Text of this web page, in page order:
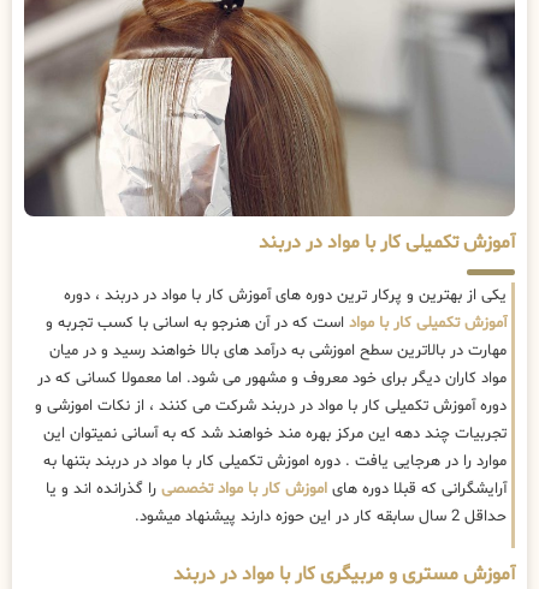
آموزش تکمیلی کار با مواد در دربند
یکی از بهترین و پرکار ترین دوره های آموزش کار با مواد در دربند ، دوره
آموزش تکمیلی کار با مواد است که در آن هنرجو به اسانی با کسب تجربه و
مهارت در بالاترین سطح اموزشی به درآمد های بالا خواهند رسید و در میان
مواد کاران دیگر برای خود معروف و مشهور می شود. اما معمولا کسانی که در
دوره آموزش تکمیلی کار با مواد در دربند شرکت می کنند ، از نکات اموزشی و
تجربیات چند دهه این مرکز بهره مند خواهند شد که به آسانی نمیتوان این
موارد را در هرجایی یافت . دوره اموزش تکمیلی کار با مواد در دربند بتنها به
آرایشگرانی که قبلا دوره های اموزش کار با مواد تخصصی را گذرانده اند و یا
حداقل 2 سال سابقه کار در این حوزه دارند پیشنهاد میشود.
آموزش مستری و مربیگری کار با مواد در دربند